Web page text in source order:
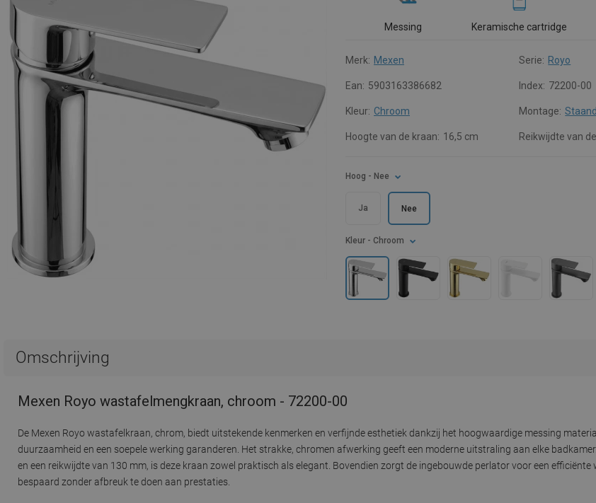
Messing Keramische cartridge
Merk: Mexen Serie: Royo
Ean: 5903163386682 Index: 72200-00
Kleur: Chroom Montage: Staand
Hoogte van de kraan: 16,5 cm Reikwijdte van
Kleur - Chroom
Hoog - Nee
Ja Nee
Omschrijving
Mexen Royo wastafelmengkraan, chroom - 72200-00
De Mexen Royo wastafelkraan, chrom, biedt uitstekende kenmerken en verfijnde esthetiek dankzij het hoogwaardige messing
duurzaamheid en een soepele werking garanderen. Het strakke, chromen afwerking geeft een moderne uitstraling aan elke
en een reikwijdte van 130 mm, is deze kraan zowel praktisch als elegant. Bovendien zorgt de ingebouwde perlator voor een
bespaard zonder afbreuk te doen aan prestaties.